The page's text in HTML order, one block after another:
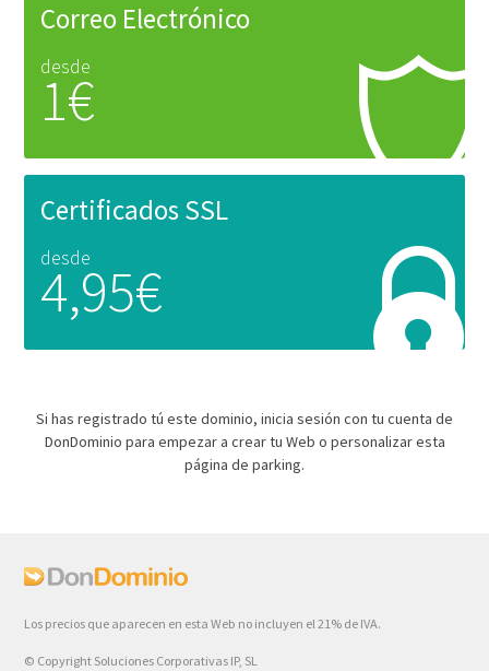
Correo Electrónico
desde
1€
Certificados SSL
desde
4,95€
Si has registrado tú este dominio, inicia sesión con tu cuenta de
DonDominio para empezar a crear tu Web o personalizar esta
página de parking.
Los precios que aparecen en esta Web no incluyen el 21% de IVA.
© Copyright Soluciones Corporativas IP, SL